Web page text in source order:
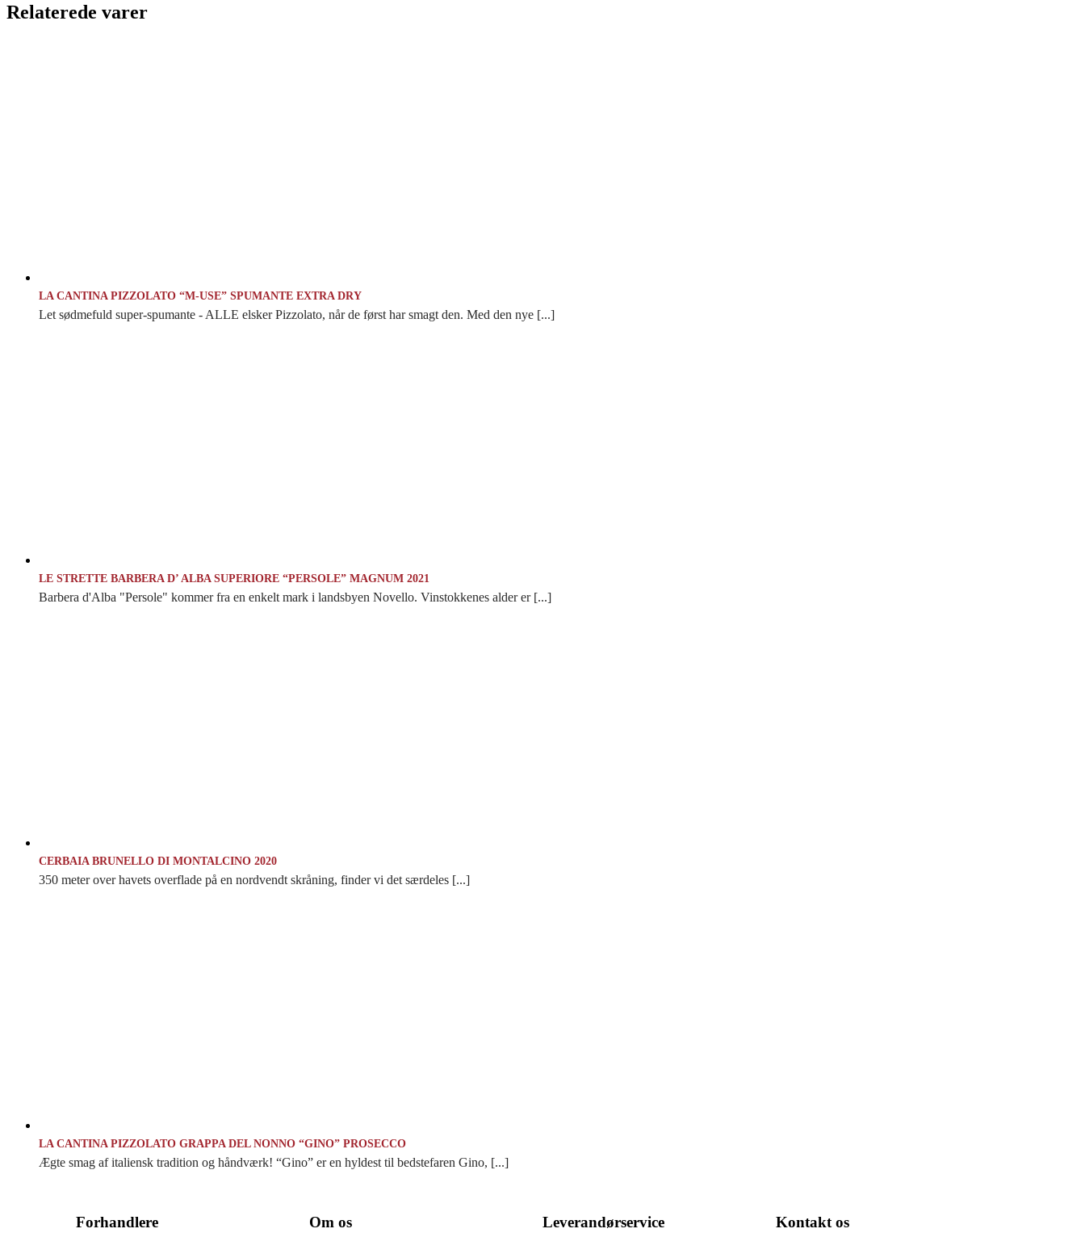
Relaterede varer
LA CANTINA PIZZOLATO “M-USE” SPUMANTE EXTRA DRY
Let sødmefuld super-spumante - ALLE elsker Pizzolato, når de først har smagt den. Med den nye [...]
LE STRETTE BARBERA D’ ALBA SUPERIORE “PERSOLE” MAGNUM 2021
Barbera d'Alba "Persole" kommer fra en enkelt mark i landsbyen Novello. Vinstokkenes alder er [...]
CERBAIA BRUNELLO DI MONTALCINO 2020
350 meter over havets overflade på en nordvendt skråning, finder vi det særdeles [...]
LA CANTINA PIZZOLATO GRAPPA DEL NONNO “GINO” PROSECCO
Ægte smag af italiensk tradition og håndværk! “Gino” er en hyldest til bedstefaren Gino, [...]
Forhandlere Om os Leverandørservice Kontakt os